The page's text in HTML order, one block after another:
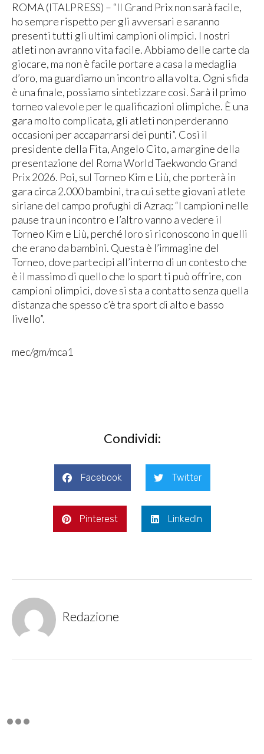
ROMA (ITALPRESS) – “Il Grand Prix non sarà facile,
ho sempre rispetto per gli avversari e saranno
presenti tutti gli ultimi campioni olimpici. I nostri
atleti non avranno vita facile. Abbiamo delle carte da
giocare, ma non è facile portare a casa la medaglia
d’oro, ma guardiamo un incontro alla volta. Ogni sfida
è una finale, possiamo sintetizzare così. Sarà il primo
torneo valevole per le qualificazioni olimpiche. È una
gara molto complicata, gli atleti non perderanno
occasioni per accaparrarsi dei punti”. Così il
presidente della Fita, Angelo Cito, a margine della
presentazione del Roma World Taekwondo Grand
Prix 2026. Poi, sul Torneo Kim e Liù, che porterà in
gara circa 2.000 bambini, tra cui sette giovani atlete
siriane del campo profughi di Azraq: “I campioni nelle
pause tra un incontro e l’altro vanno a vedere il
Torneo Kim e Liù, perché loro si riconoscono in quelli
che erano da bambini. Questa è l’immagine del
Torneo, dove partecipi all’interno di un contesto che
è il massimo di quello che lo sport ti può offrire, con
campioni olimpici, dove si sta a contatto senza quella
distanza che spesso c’è tra sport di alto e basso
livello”.
mec/gm/mca1
Condividi:
Facebook Twitter
Pinterest LinkedIn
Redazione